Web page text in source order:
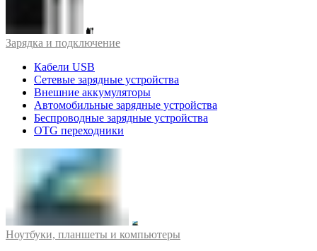
Зарядка и подключение
Кабели USB
Сетевые зарядные устройства
Внешние аккумуляторы
Автомобильные зарядные устройства
Беспроводные зарядные устройства
OTG переходники
Ноутбуки, планшеты и компьютеры